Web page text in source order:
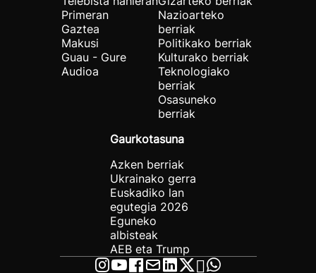
Primeran
Gaztea
Makusi
Guau - Gure
Audioa
Nazioarteko
berriak
Politikako berriak
Kulturako berriak
Teknologiako
berriak
Osasuneko
berriak
Gaurkotasuna
Azken berriak
Ukrainako gerra
Euskadiko lan
egutegia 2026
Eguneko
albisteak
AEB eta Trump